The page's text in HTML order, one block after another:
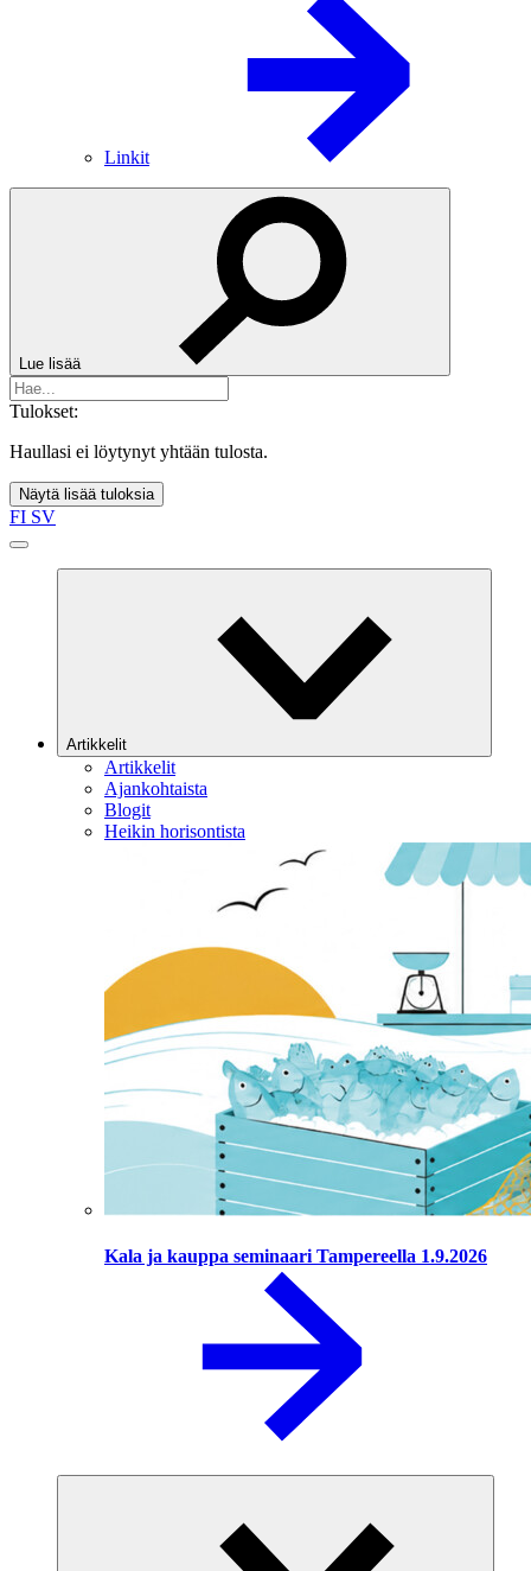
Linkit
Lue lisää
Tulokset:
Haullasi ei löytynyt yhtään tulosta.
Näytä lisää tuloksia
FI SV
Artikkelit
Artikkelit
Ajankohtaista
Blogit
Heikin horisontista
Kala ja kauppa seminaari Tampereella 1.9.2026